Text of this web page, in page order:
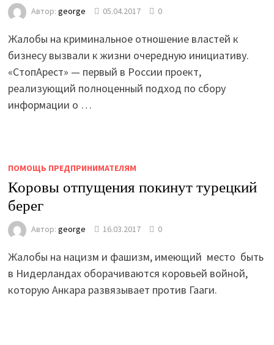
Автор: george 05.04.2017 0
Жалобы на криминальное отношение властей к
бизнесу вызвали к жизни очередную инициативу.
«СтопАрест» — первый в России проект,
реализующий полноценный подход по сбору
информации о …
ПОМОЩЬ ПРЕДПРИНИМАТЕЛЯМ
Коровы отпущения покинут турецкий
берег
Автор: george 16.03.2017 0
Жалобы на нацизм и фашизм, имеющий место быть
в Нидерландах оборачиваются коровьей войной,
которую Анкара развязывает против Гааги.